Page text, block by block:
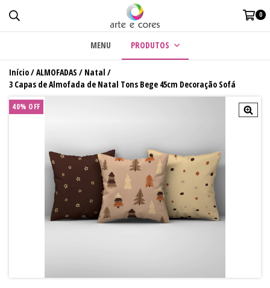
0
MENU PRODUTOS
Início/ALMOFADAS / Natal /
3 Capas de Almofada de Natal Tons Bege 45cm Decoração Sofá
40% OFF